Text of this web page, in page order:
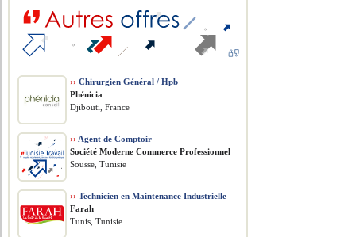
›› Chirurgien Général / Hpb
Phénicia
Djibouti, France
›› Agent de Comptoir
Société Moderne Commerce Professionnel
Sousse, Tunisie
›› Technicien en Maintenance Industrielle
Farah
Tunis, Tunisie